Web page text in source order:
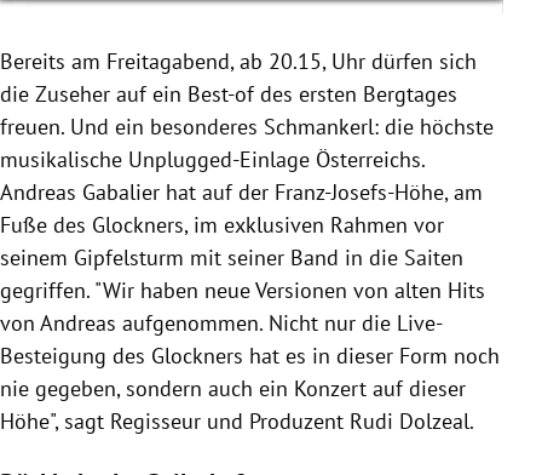
Bereits am Freitagabend, ab 20.15, Uhr dürfen sich
die Zuseher auf ein Best-of des ersten Bergtages
freuen. Und ein besonderes Schmankerl: die höchste
musikalische Unplugged-Einlage Österreichs.
Andreas Gabalier hat auf der Franz-Josefs-Höhe, am
Fuße des Glockners, im exklusiven Rahmen vor
seinem Gipfelsturm mit seiner Band in die Saiten
gegriffen. "Wir haben neue Versionen von alten Hits
von Andreas aufgenommen. Nicht nur die Live-
Besteigung des Glockners hat es in dieser Form noch
nie gegeben, sondern auch ein Konzert auf dieser
Höhe", sagt Regisseur und Produzent Rudi Dolzeal.